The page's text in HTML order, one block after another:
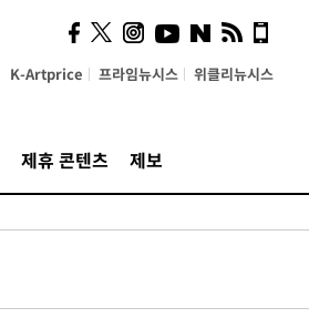
K-Artprice 프라임뉴시스 위클리뉴시스
제휴 콘텐츠 제보
시, 스마트폰 액세서리에
NFC 더했다